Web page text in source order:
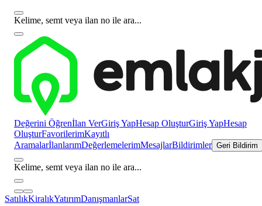
Kelime, semt veya ilan no ile ara...
Değerini Öğrenİlan VerGiriş YapHesap OluşturGiriş YapHesap
OluşturFavorilerimKayıtlı
AramalarİlanlarımDeğerlemelerimMesajlarBildirimler Geri Bildirim
Kelime, semt veya ilan no ile ara...
SatılıkKiralıkYatırımDanışmanlarSat